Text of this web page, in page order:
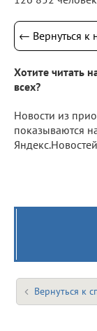
← Вернуться к
Хотите читать
всех?
Новости из
показываются
Вернуться к